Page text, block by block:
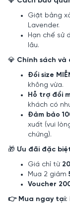
Giặt bằng
Lavender.
Hạn chế sử
lâu.
💎 Chính sách và
Đổi size
không vừa.
Hỗ trợ đổi
khách có
Đảm bảo
xuất (vui
chứng).
🎁 Ưu đãi đặc
Giá chỉ từ
Mua 2 giảm
Voucher
👉 Mua ngay tại: